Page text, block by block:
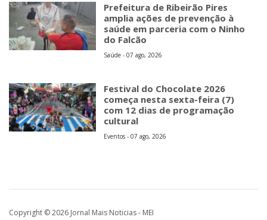
Prefeitura de Ribeirão Pires
amplia ações de prevenção à
saúde em parceria com o Ninho
do Falcão
Saúde - 07 ago, 2026
Festival do Chocolate 2026
começa nesta sexta-feira (7)
com 12 dias de programação
cultural
Eventos - 07 ago, 2026
Copyright © 2026 Jornal Mais Noticias - MEI